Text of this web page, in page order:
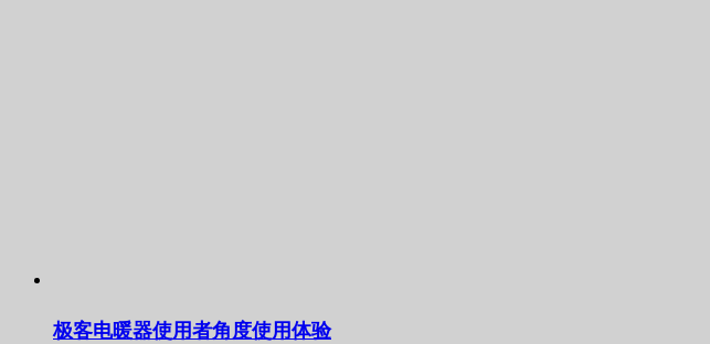
极客电暖器使用者角度使用体验